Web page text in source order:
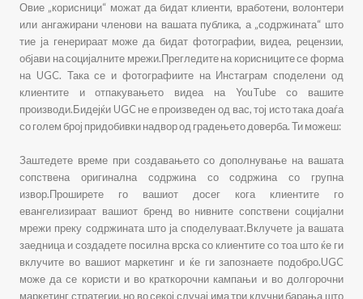
Овие „корисници“ можат да бидат клиенти, вработени, волонтери
или ангажирани членови на вашата публика, а „содржината“ што
тие ја генерираат може да бидат фотографии, видеа, рецензии,
објави на социјалните мрежи.Прегледите на корисниците се форма
на UGC. Така се и фотографиите на Инстаграм споделени од
клиентите и отпакувањето видеа на YouTube со вашите
производи.Бидејќи UGC не е произведен од вас, тој исто така доаѓа
со голем број придобивки надвор од градењето доверба. Ти можеш:
Заштедете време при создавањето со дополнување на вашата
сопствена оригинална содржина со содржина со групна
извор.Проширете го вашиот досег кога клиентите го
евангелизираат вашиот бренд во нивните сопствени социјални
мрежи преку содржината што ја споделуваат.Вклучете ја вашата
заедница и создадете посилна врска со клиентите со тоа што ќе ги
вклучите во вашиот маркетинг и ќе ги запознаете подобро.UGC
може да се користи и во краткорочни кампањи и во долгорочни
маркетинг стратегии, но во секој случај има три клучни барања што